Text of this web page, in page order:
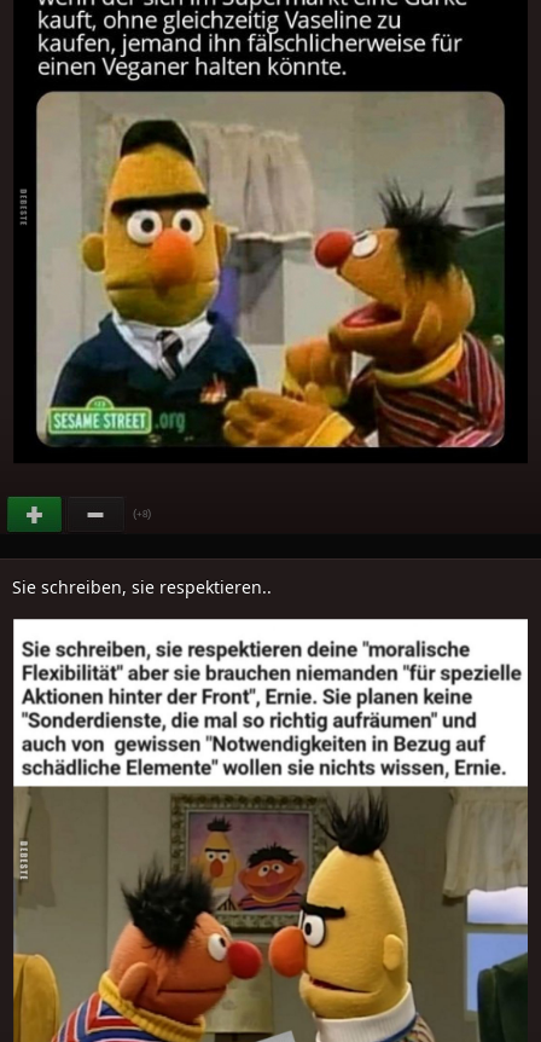
(+8)
Sie schreiben, sie respektieren..